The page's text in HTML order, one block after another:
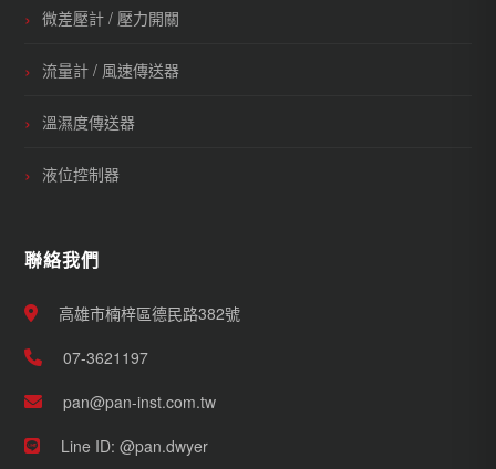
微差壓計 / 壓力開關
流量計 / 風速傳送器
溫濕度傳送器
液位控制器
聯絡我們
高雄市楠梓區德民路382號
07-3621197
pan@pan-inst.com.tw
Line ID: @pan.dwyer